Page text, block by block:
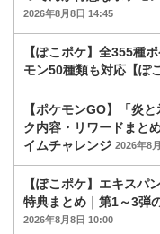
2026年8月8日 14:45
【ぽこポケ】全355種
モン50種類も対応【ぽ
【ポケモンGO】「炎
ク内容・リワードまと
イムチャレンジ 2026年8
【ぽこポケ】エキスパ
特典まとめ｜第1～3弾
2026年8月8日 10:00